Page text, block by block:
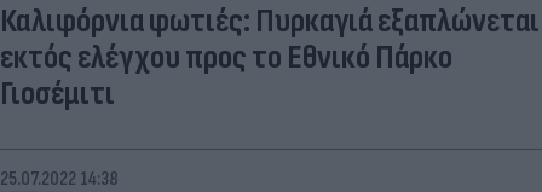
Καλιφόρνια φωτιές: Πυρκαγιά εξαπλώνεται
εκτός ελέγχου προς το Εθνικό Πάρκο
Γιοσέμιτι
25.07.2022 14:38